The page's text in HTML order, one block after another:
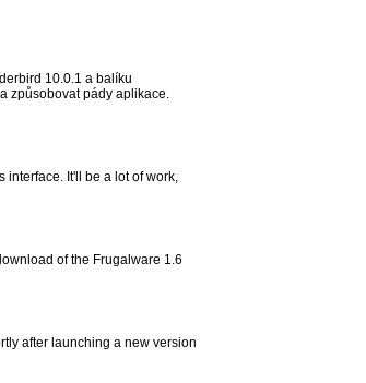
10.0.1 a balíku
způsobovat pády aplikace.
interface. It'll be a lot of work,
of the Frugalware 1.6
after launching a new version